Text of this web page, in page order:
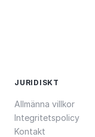
JURIDISKT
Allmänna villkor
Integritetspolicy
Kontakt